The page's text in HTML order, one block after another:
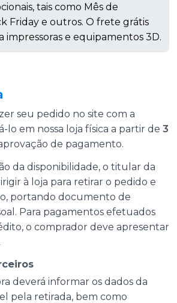
tais como Mês de
Friday e outros. O frete grátis
impressoras e equipamentos 3D.
seu pedido no site com a
lo em nossa loja física a partir de 3
de pagamento.
da disponibilidade, o titular da
à loja para retirar o pedido e
portando documento de
Para pagamentos efetuados
o comprador deve apresentar
deverá informar os dados da
pela retirada, bem como